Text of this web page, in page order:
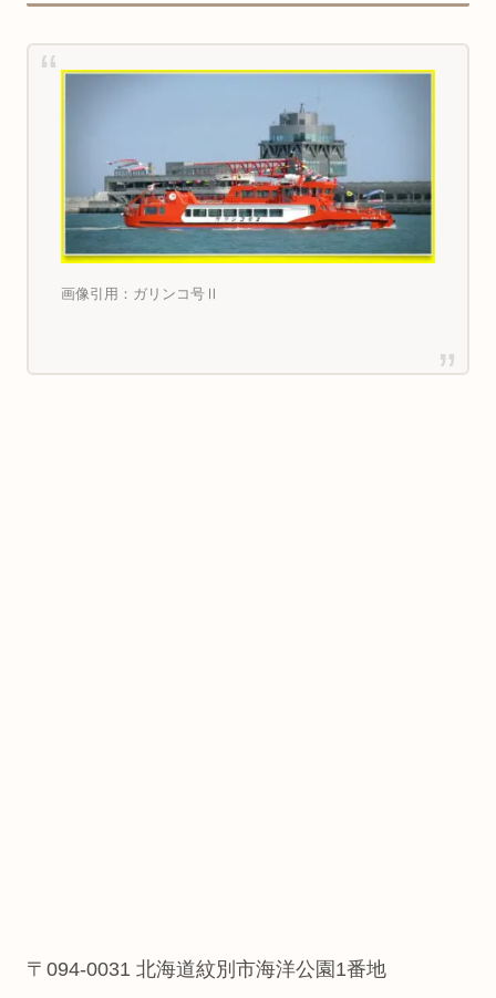
画像引用：ガリンコ号Ⅱ
〒094-0031 北海道紋別市海洋公園1番地